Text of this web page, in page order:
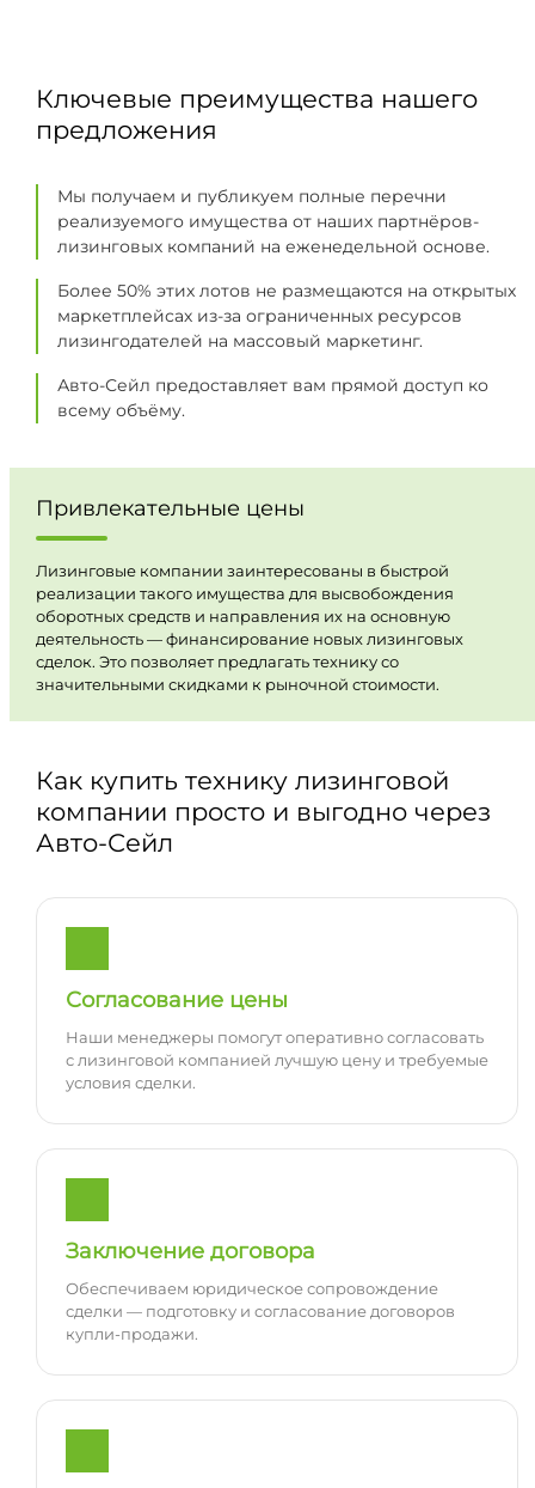
Ключевые преимущества нашего
предложения
Мы получаем и публикуем полные перечни
реализуемого имущества от наших партнёров-
лизинговых компаний на еженедельной основе.
Более 50% этих лотов не размещаются на открытых
маркетплейсах из-за ограниченных ресурсов
лизингодателей на массовый маркетинг.
Авто-Сейл предоставляет вам прямой доступ ко
всему объёму.
Привлекательные цены
Лизинговые компании заинтересованы в быстрой
реализации такого имущества для высвобождения
оборотных средств и направления их на основную
деятельность — финансирование новых лизинговых
сделок. Это позволяет предлагать технику со
значительными скидками к рыночной стоимости.
Как купить технику лизинговой
компании просто и выгодно через
Авто-Сейл
Согласование цены
Наши менеджеры помогут оперативно согласовать
с лизинговой компанией лучшую цену и требуемые
условия сделки.
Заключение договора
Обеспечиваем юридическое сопровождение
сделки — подготовку и согласование договоров
купли-продажи.